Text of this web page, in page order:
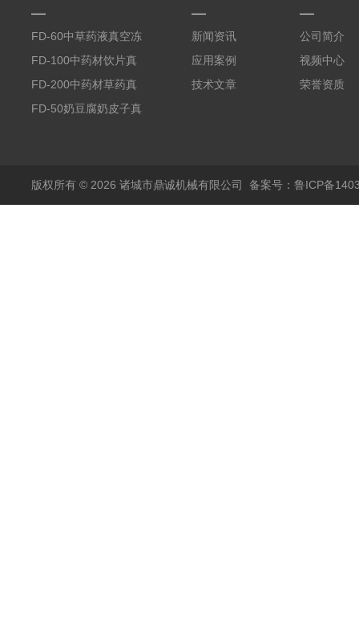
FD-60中草药液真空冻
干机
FD-100中药材饮片真
空冻干机
FD-200中药材草药真
空冻干机
FD-50奶豆腐奶皮子真
新闻资讯
应用案例
技术文章
公司简介
视频中心
荣誉资质
版权所有 © 2026 诸城市鼎诚机械有限公司 备案号：鲁ICP备